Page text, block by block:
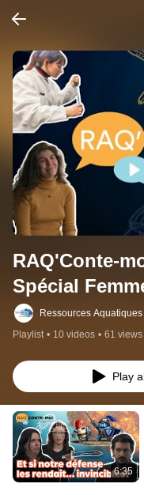
RAQ'Conte-
Spécial
Ressources
Playlist • 10 videos • 61 views
Play
6:35